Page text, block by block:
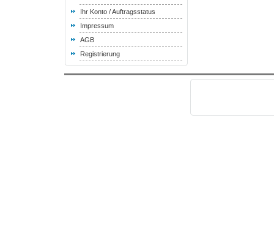
Ihr Konto / Auftragsstatus
Impressum
AGB
Registrierung